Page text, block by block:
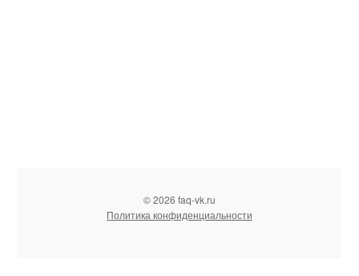
© 2026 faq-vk.ru
Политика конфиденциальности